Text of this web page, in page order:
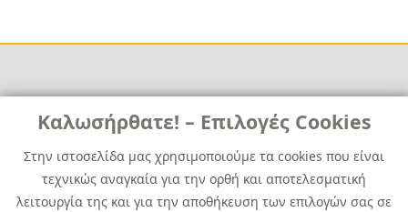
Καλωσήρθατε! – Επιλογές Cookies
Στην ιστοσελίδα μας χρησιμοποιούμε τα cookies που είναι
τεχνικώς αναγκαία για την ορθή και αποτελεσματική
λειτουργία της και για την αποθήκευση των επιλογών σας σε
Χρήσιμα
News
Media Kit
Career
Quest Group